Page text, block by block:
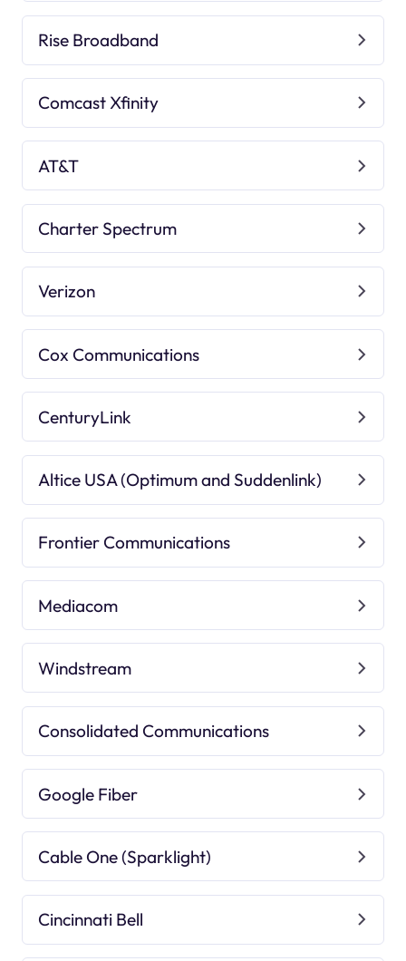
Rise Broadband
Comcast Xfinity
AT&T
Charter Spectrum
Verizon
Cox Communications
CenturyLink
Altice USA (Optimum and Suddenlink)
Frontier Communications
Mediacom
Windstream
Consolidated Communications
Google Fiber
Cable One (Sparklight)
Cincinnati Bell